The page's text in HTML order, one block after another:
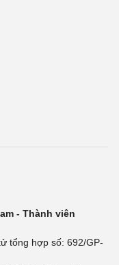
- Thành viên
tổng hợp số: 692/GP-